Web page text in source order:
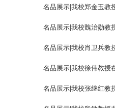
名品展示|我校郑金玉教
名品展示|我校魏治勋教
名品展示|我校肖卫兵教
名品展示|我校徐伟教授
名品展示|我校张继红教